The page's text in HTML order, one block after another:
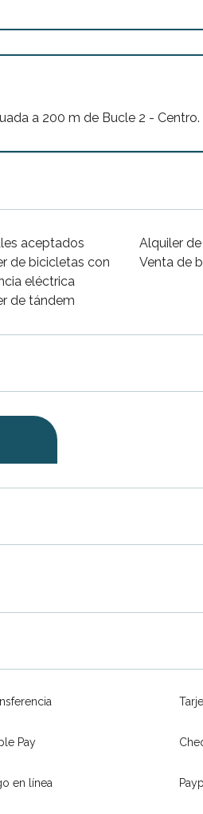
a 200 m de Bucle 2 - Centro.
aceptados
Alquiler
de bicicletas con
eléctrica
Venta de
de tándem
Pay
en línea